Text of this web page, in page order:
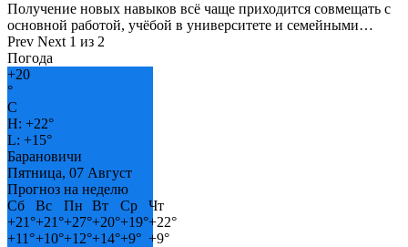
Получение новых навыков всё чаще приходится совмещать с
основной работой, учёбой в университете и семейными…
Prev Next 1 из 2
Погода
+20
°
C
H: +22°
L: +15°
Барановичи
Пятница, 07 Август
Прогноз на неделю
Сб
Вс Пн Вт Ср
Чт
+21°+21°+27°+20°+19°+22°
+11°+10°+12°+14°+9° +9°